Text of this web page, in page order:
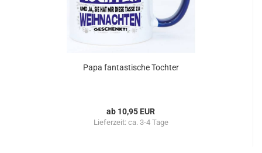
Papa fantastische Tochter
ab 10,95 EUR
Lieferzeit: ca. 3-4 Tage